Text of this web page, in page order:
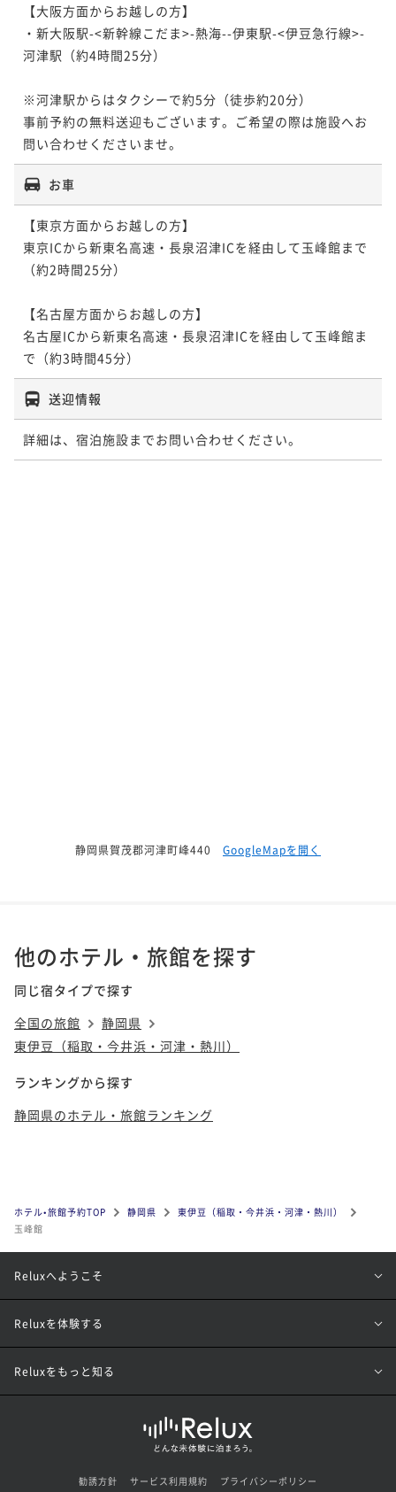
【大阪方面からお越しの方】
・新大阪駅-<新幹線こだま>-熱海--伊東駅-<伊豆急行線>-
河津駅（約4時間25分）
※河津駅からはタクシーで約5分（徒歩約20分）
事前予約の無料送迎もございます。ご希望の際は施設へお
お車
【東京方面からお越しの方】
東京ICから新東名高速・長泉沼津ICを経由して玉峰館まで
（約2時間25分）
【名古屋方面からお越しの方】
名古屋ICから新東名高速・長泉沼津ICを経由して玉峰館ま
送迎情報
詳細は、宿泊施設までお問い合わせください。
静岡県賀茂郡河津町峰440 GoogleMapを開く
他のホテル・旅館を探す
同じ宿タイプで探す
全国の旅館
静岡県
東伊豆（稲取・今井浜・河津・熱川）
ランキングから探す
静岡県のホテル・旅館ランキング
ホテル•旅館予約TOP 静岡県
東伊豆（稲取・今井浜・河津・熱川）
玉峰館
Reluxへようこそ
Reluxを体験する
Reluxをもっと知る
勧誘方針 サービス利用規約 プライバシーポリシー